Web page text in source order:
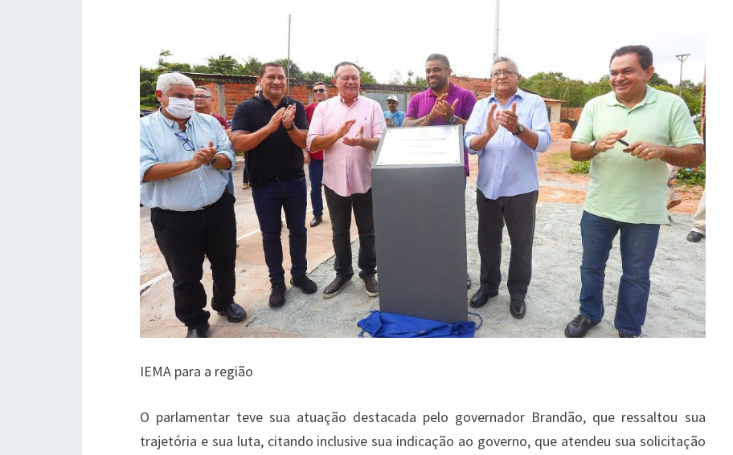
IEMA para a região
O parlamentar teve sua atuação destacada pelo governador Brandão, que ressaltou sua
trajetória e sua luta, citando inclusive sua indicação ao governo, que atendeu sua solicitação